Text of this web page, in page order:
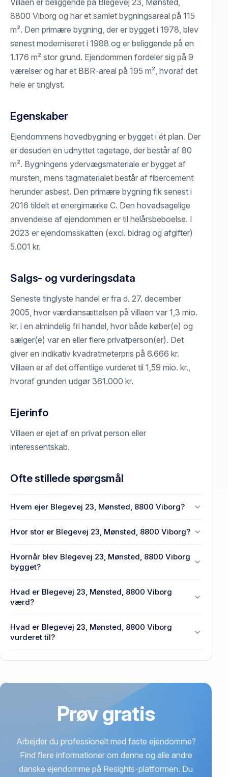
8800 Viborg og har et samlet bygningsareal på 115
m². Den primære bygning, der er bygget i 1978, blev
senest moderniseret i 1988 og er beliggende på en
1.176 m² stor grund. Ejendommen fordeler sig på 9
værelser og har et BBR-areal på 195 m², hvoraf det
hele er tinglyst.
Egenskaber
Ejendommens hovedbygning er bygget i ét plan. Der
er desuden en udnyttet tagetage, der består af 80
m². Bygningens ydervægsmateriale er bygget af
mursten, mens tagmaterialet består af fibercement
herunder asbest. Den primære bygning fik senest i
2016 tildelt et energimærke C. Den hovedsagelige
anvendelse af ejendommen er til helårsbeboelse. I
2023 er ejendomsskatten (excl. bidrag og afgifter)
5.001 kr.
Salgs- og vurderingsdata
Seneste tinglyste handel er fra d. 27. december
2005, hvor værdiansættelsen på villaen var 1,3 mio.
kr. i en almindelig fri handel, hvor både køber(e) og
sælger(e) var en eller flere privatperson(er). Det
giver en indikativ kvadratmeterpris på 6.666 kr.
Villaen er af det offentlige vurderet til 1,59 mio. kr.,
hvoraf grunden udgør 361.000 kr.
Ejerinfo
Villaen er ejet af en privat person eller
interessentskab.
Ofte stillede spørgsmål
Hvem ejer Blegevej 23, Mønsted, 8800 Viborg?
Hvor stor er Blegevej 23, Mønsted, 8800 Viborg?
Mønsted, 8800 Viborg.
Hvornår blev Blegevej 23, Mønsted, 8800 Viborg
bygget?
Blegevej 23, Mønsted, 8800 Viborg.
Hvad er Blegevej 23, Mønsted, 8800 Viborg
værd?
8800 Viborg senest blev handlet i 2005.
Hvad er Blegevej 23, Mønsted, 8800 Viborg
vurderet til?
Prøv gratis
Arbejder du professionelt med faste ejendomme?
Find flere informationer om denne og alle andre
danske ejendomme på Resights-platformen. Du